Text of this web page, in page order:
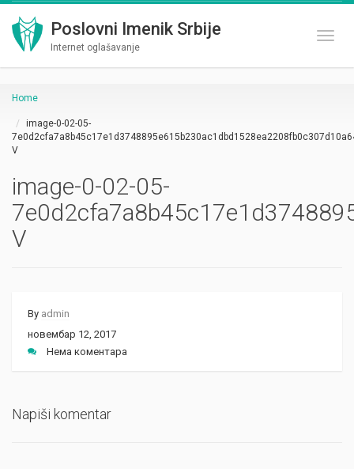
Poslovni Imenik Srbije
Internet oglašavanje
Home
image-0-02-05-
V
image-0-02-05-
V
By admin
новембар 12, 2017
Нема коментара
Napiši komentar